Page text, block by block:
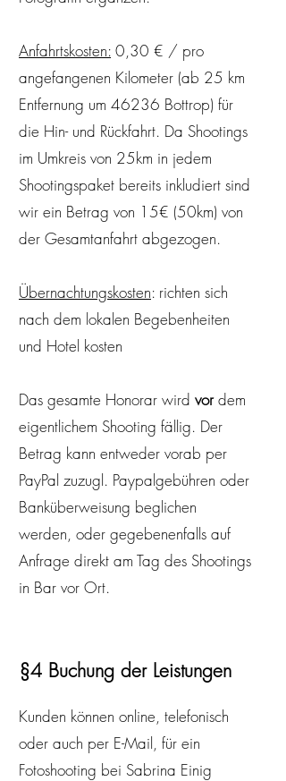
Anfahrtskosten: 0,30 € / pro
angefangenen Kilometer (ab 25 km
Entfernung um 46236 Bottrop) für
die Hin- und Rückfahrt. Da Shootings
im Umkreis von 25km in jedem
Shootingspaket bereits inkludiert sind
wir ein Betrag von 15€ (50km) von
der Gesamtanfahrt abgezogen.
Übernachtungskosten: richten sich
nach dem lokalen Begebenheiten
und Hotel kosten
Das gesamte Honorar wird vordem
eigentlichem Shooting fällig. Der
Betrag kann entweder vorab per
PayPal zuzugl. Paypalgebühren oder
Banküberweisung beglichen
werden, oder gegebenenfalls auf
Anfrage direkt am Tag des Shootings
in Bar vor Ort.
§4 Buchung der Leistungen
Kunden können online, telefonisch
oder auch per E-Mail, für ein
Fotoshooting bei Sabrina Einig